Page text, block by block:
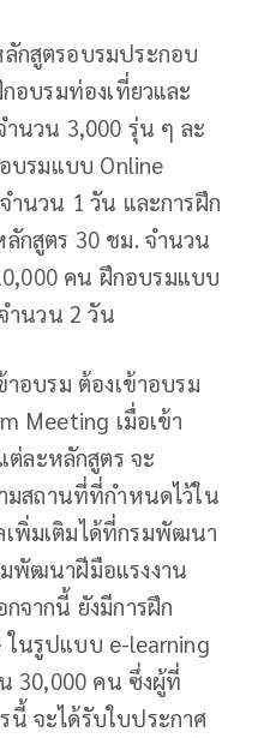
กสูตรอบรมประกอบ
อบรมท่องเที่ยวและ
ำนวน 3,000 รุ่น ๆ ละ
บรมแบบ Online
นวน 1 วัน และการฝึก
กสูตร 30 ชม. จำนวน
คน ฝึกอบรมแบบ
ำนวน 2 วัน
อบรม ต้องเข้าอบรม
Meeting เมื่อเข้า
ละหลักสูตร จะ
มสถานที่ที่กำหนดไว้ใน
พิ่มเติมได้ที่กรมพัฒนา
พัฒนาฝีมือแรงงาน
จากนี้ ยังมีการฝึก
นรูปแบบ e-learning
30,000 คน ซึ่งผู้ที่
นี้ จะได้รับใบประกาศ